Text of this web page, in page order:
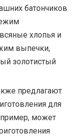
батончиков
хлопья и
выпечки,
золотистый
предлагают
для
может